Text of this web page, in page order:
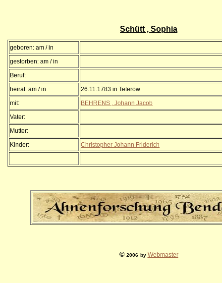
Schütt , Sophia
geboren: am / in
gestorben: am / in
Beruf:
heirat: am / in
26.11.1783 in Teterow
mit:
BEHRENS , Johann Jacob
Vater:
Mutter:
Kinder:
Christopher Johann Friderich
© 2006 by Webmaster